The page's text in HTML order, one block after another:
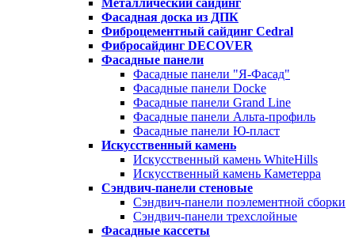
Металлический сайдинг
Фасадная доска из ДПК
Фиброцементный сайдинг Cedral
Фибросайдинг DECOVER
Фасадные панели
Фасадные панели "Я-Фасад"
Фасадные панели Docke
Фасадные панели Grand Line
Фасадные панели Альта-профиль
Фасадные панели Ю-пласт
Искусственный камень
Искусственный камень WhiteHills
Искусственный камень Каметерра
Сэндвич-панели стеновые
Сэндвич-панели поэлементной сборки
Сэндвич-панели трехслойные
Фасадные кассеты